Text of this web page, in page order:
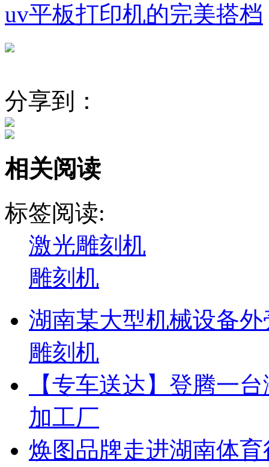
uv平板打印机的完美搭档
分享到：
相关阅读
标签阅读:
激光雕刻机
雕刻机
湖南某大型机械设备
雕刻机
【专车送达】登腾一
加工厂
焕图品牌走进湖南体